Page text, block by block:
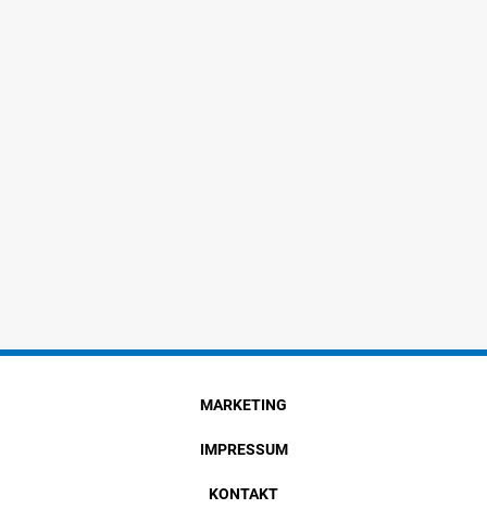
MARKETING
IMPRESSUM
KONTAKT